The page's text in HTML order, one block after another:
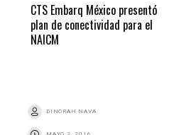
CTS Embarq México presentó
plan de conectividad para el
NAICM
DINORAH NAVA